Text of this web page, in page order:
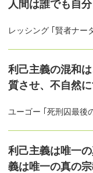
人間は誰でも自
レッシング ｢賢者ナー
利己主義の混和
質させ、不自然に
ユーゴー ｢死刑囚最後
利己主義は唯一
義は唯一の真の宗